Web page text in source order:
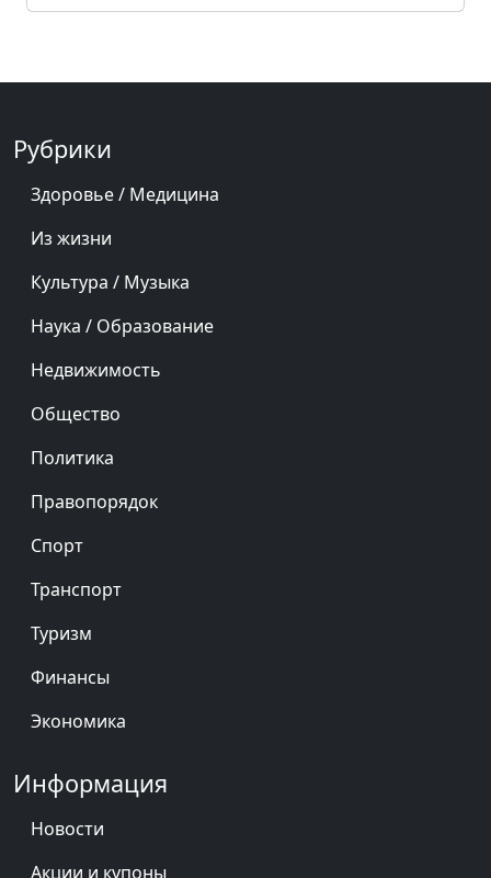
Рубрики
Здоровье / Медицина
Из жизни
Культура / Музыка
Наука / Образование
Недвижимость
Общество
Политика
Правопорядок
Спорт
Транспорт
Туризм
Финансы
Экономика
Информация
Новости
Акции и купоны